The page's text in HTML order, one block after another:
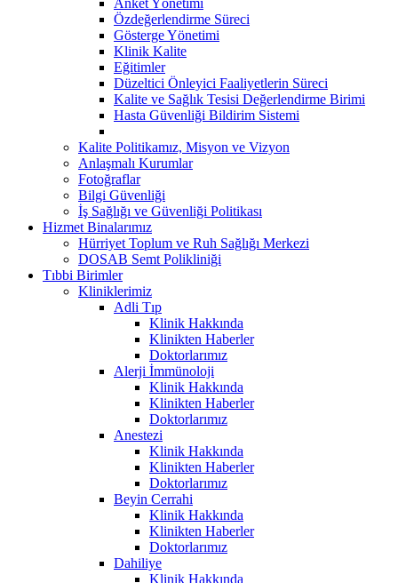
Özdeğerlendirme Süreci
Gösterge Yönetimi
Klinik Kalite
Eğitimler
Düzeltici Önleyici Faaliyetlerin Süreci
Kalite ve Sağlık Tesisi Değerlendirme Birimi
Hasta Güvenliği Bildirim Sistemi
Kalite Politikamız, Misyon ve Vizyon
Anlaşmalı Kurumlar
Fotoğraflar
Bilgi Güvenliği
İş Sağlığı ve Güvenliği Politikası
Hizmet Binalarımız
Hürriyet Toplum ve Ruh Sağlığı Merkezi
DOSAB Semt Polikliniği
Tıbbi Birimler
Kliniklerimiz
Adli Tıp
Klinik Hakkında
Klinikten Haberler
Doktorlarımız
Alerji İmmünoloji
Klinik Hakkında
Klinikten Haberler
Doktorlarımız
Anestezi
Klinik Hakkında
Klinikten Haberler
Doktorlarımız
Beyin Cerrahi
Klinik Hakkında
Klinikten Haberler
Doktorlarımız
Dahiliye
Klinik Hakkında